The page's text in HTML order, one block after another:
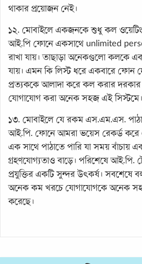
থাকার প্রয়োজন নেই।
১২. মোবাইলে একজনকে শুধু কল ওয়েটিং
আই.পি ফোনে একসাথে unlimited
রাখা যায়। তাছাড়া অনেকগুলো কলকে
যায়। এমন কি লিস্ট ধরে একবারে ফোন
প্রত্যককে আলাদা করে কল করার
যোগাযোগ করা অনেক সহজ এই সিস্টমে।
১৩. মোবাইলে যে রকম এস.এম.এস.
আই.পি. ফোনে আমরা ভয়েস রেকর্ড করে
এক সাথে পাঠাতে পারি যা সময় বাঁচায়
গ্রহণযোগ্যতাও বাড়ে। পরিশেষে আই.পি.
প্রযুক্তির একটি সুন্দর উৎকর্ষ। সবশেষে
অনেক কম খরচে যোগাযোগকে অনেক
করেছে।